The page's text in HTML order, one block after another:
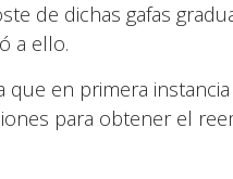
de dichas gafas
a ello.
en primera instancia
para obtener el